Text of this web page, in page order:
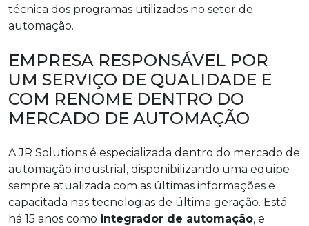
técnica dos programas utilizados no setor de
automação.
EMPRESA RESPONSÁVEL POR
UM SERVIÇO DE QUALIDADE E
COM RENOME DENTRO DO
MERCADO DE AUTOMAÇÃO
A JR Solutions é especializada dentro do mercado de
automação industrial, disponibilizando uma equipe
sempre atualizada com as últimas informações e
capacitada nas tecnologias de última geração. Está
há 15 anos como integrador de automação, e